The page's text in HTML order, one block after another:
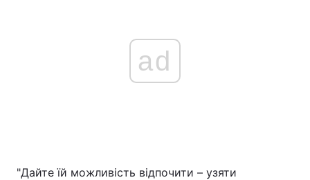
ad
"Дайте їй можливість відпочити – узяти